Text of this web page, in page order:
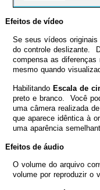
Efeitos de vídeo
Se seus vídeos originais
do controle deslizante.
compensa as
mesmo quando
Habilitando Escala de
preto e branco. Você
uma câmera realizada
que aparece idêntica à
uma aparência
Efeitos de áudio
O volume do arquivo
volume por reproduzir o